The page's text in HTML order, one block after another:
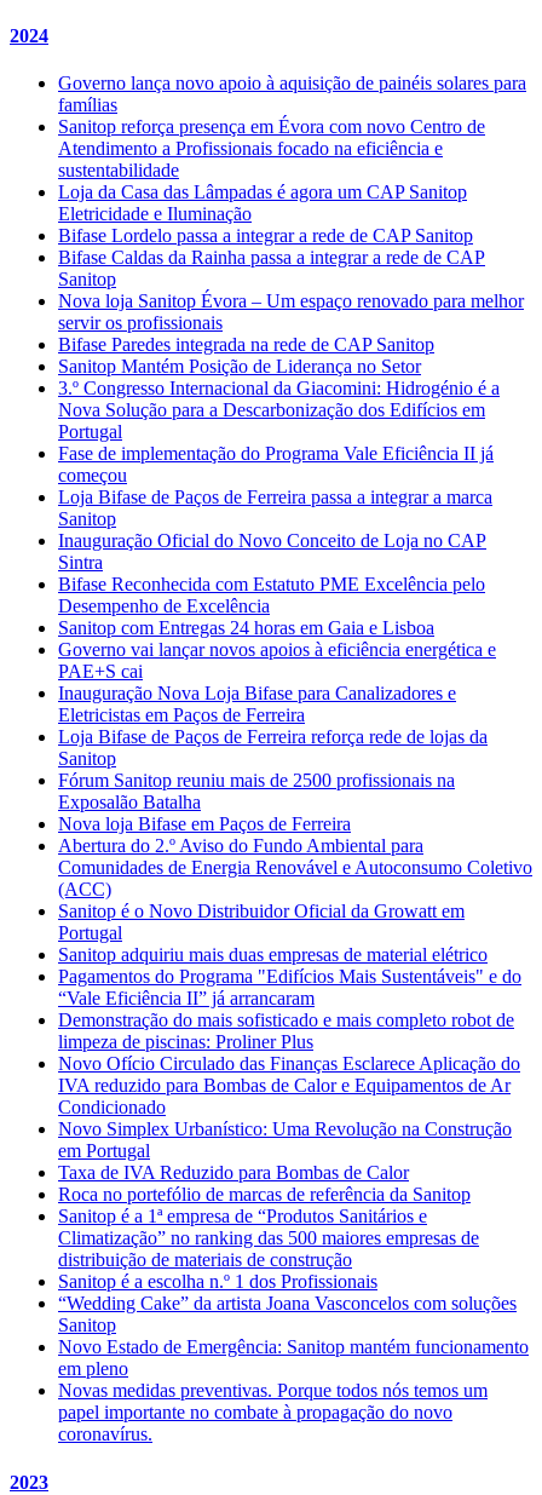
2024
Governo lança novo apoio à aquisição de painéis solares para
famílias
Sanitop reforça presença em Évora com novo Centro de
Atendimento a Profissionais focado na eficiência e
sustentabilidade
Loja da Casa das Lâmpadas é agora um CAP Sanitop
Eletricidade e Iluminação
Bifase Lordelo passa a integrar a rede de CAP Sanitop
Bifase Caldas da Rainha passa a integrar a rede de CAP
Sanitop
Nova loja Sanitop Évora – Um espaço renovado para melhor
servir os profissionais
Bifase Paredes integrada na rede de CAP Sanitop
Sanitop Mantém Posição de Liderança no Setor
3.º Congresso Internacional da Giacomini: Hidrogénio é a
Nova Solução para a Descarbonização dos Edifícios em
Portugal
Fase de implementação do Programa Vale Eficiência II já
começou
Loja Bifase de Paços de Ferreira passa a integrar a marca
Sanitop
Inauguração Oficial do Novo Conceito de Loja no CAP
Sintra
Bifase Reconhecida com Estatuto PME Excelência pelo
Desempenho de Excelência
Sanitop com Entregas 24 horas em Gaia e Lisboa
Governo vai lançar novos apoios à eficiência energética e
PAE+S cai
Inauguração Nova Loja Bifase para Canalizadores e
Eletricistas em Paços de Ferreira
Loja Bifase de Paços de Ferreira reforça rede de lojas da
Sanitop
Fórum Sanitop reuniu mais de 2500 profissionais na
Exposalão Batalha
Nova loja Bifase em Paços de Ferreira
Abertura do 2.º Aviso do Fundo Ambiental para
Comunidades de Energia Renovável e Autoconsumo Coletivo
(ACC)
Sanitop é o Novo Distribuidor Oficial da Growatt em
Portugal
Sanitop adquiriu mais duas empresas de material elétrico
Pagamentos do Programa "Edifícios Mais Sustentáveis" e do
“Vale Eficiência II” já arrancaram
Demonstração do mais sofisticado e mais completo robot de
limpeza de piscinas: Proliner Plus
Novo Ofício Circulado das Finanças Esclarece Aplicação do
IVA reduzido para Bombas de Calor e Equipamentos de Ar
Condicionado
Novo Simplex Urbanístico: Uma Revolução na Construção
em Portugal
Taxa de IVA Reduzido para Bombas de Calor
Roca no portefólio de marcas de referência da Sanitop
Sanitop é a 1ª empresa de “Produtos Sanitários e
Climatização” no ranking das 500 maiores empresas de
distribuição de materiais de construção
Sanitop é a escolha n.º 1 dos Profissionais
“Wedding Cake” da artista Joana Vasconcelos com soluções
Sanitop
Novo Estado de Emergência: Sanitop mantém funcionamento
em pleno
Novas medidas preventivas. Porque todos nós temos um
papel importante no combate à propagação do novo
coronavírus.
2023